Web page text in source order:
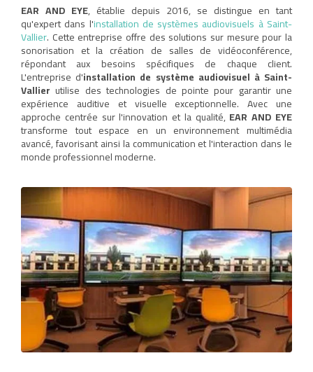
EAR AND EYE, établie depuis 2016, se distingue en tant
qu'expert dans l'installation de systèmes audiovisuels à Saint-
Vallier. Cette entreprise offre des solutions sur mesure pour la
sonorisation et la création de salles de vidéoconférence,
répondant aux besoins spécifiques de chaque client.
L'entreprise d'installation de système audiovisuel à Saint-
Vallier utilise des technologies de pointe pour garantir une
expérience auditive et visuelle exceptionnelle. Avec une
approche centrée sur l'innovation et la qualité, EAR AND EYE
transforme tout espace en un environnement multimédia
avancé, favorisant ainsi la communication et l'interaction dans le
monde professionnel moderne.